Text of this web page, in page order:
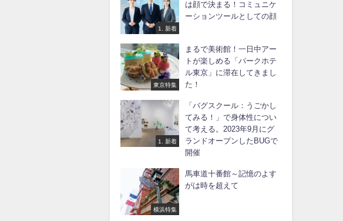
1. 新着
は顔で決まる！コミュニケ
ーションツールとしての顔
東京特集
まるで美術館！一日中アー
トが楽しめる「パークホテ
ル東京」に滞在してきまし
た！
1. 新着
「バグスクール：うごかし
てみる！」で身体性につい
て考える。2023年9月にグ
ランドオープンしたBUGで
開催
横浜特集
馬車道十番館～記憶のよす
がは時を超えて